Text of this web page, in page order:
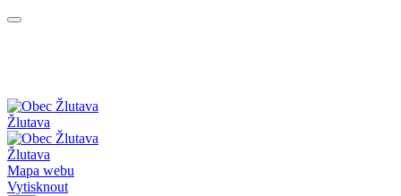
Žlutava
Žlutava
Mapa webu
Vytisknout